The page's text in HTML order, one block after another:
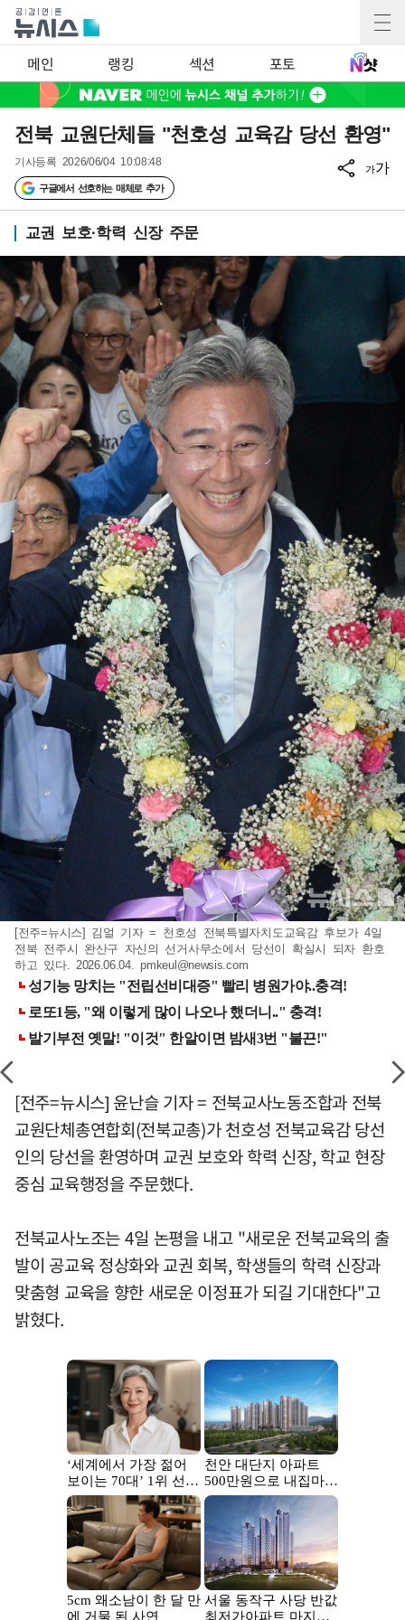
메인 랭킹 섹션 포토
전북 교원단체들 "천호성 교육감 당선 환영"
기사등록 2026/06/04 10:08:48
구글에서 선호하는 매체로 추가
가가
교권 보호·학력 신장 주문
[전주=뉴시스] 김얼 기자 = 천호성 전북특별자치도교육감 후보가 4일
전북 전주시 완산구 자신의 선거사무소에서 당선이 확실시 되자 환호
하고 있다. 2026.06.04.pmkeul@newsis.com
[전주=뉴시스] 윤난슬 기자 = 전북교사노동조합과 전북
교원단체총연합회(전북교총)가 천호성 전북교육감 당선
인의 당선을 환영하며 교권 보호와 학력 신장, 학교 현장
중심 교육행정을 주문했다.
전북교사노조는 4일 논평을 내고 "새로운 전북교육의 출
발이 공교육 정상화와 교권 회복, 학생들의 학력 신장과
맞춤형 교육을 향한 새로운 이정표가 되길 기대한다"고
밝혔다.